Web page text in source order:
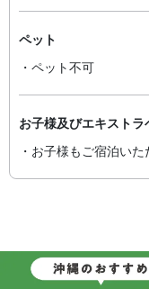
ペット
・ペット不可
お子様及びエキスト
・お子様もご宿泊いた